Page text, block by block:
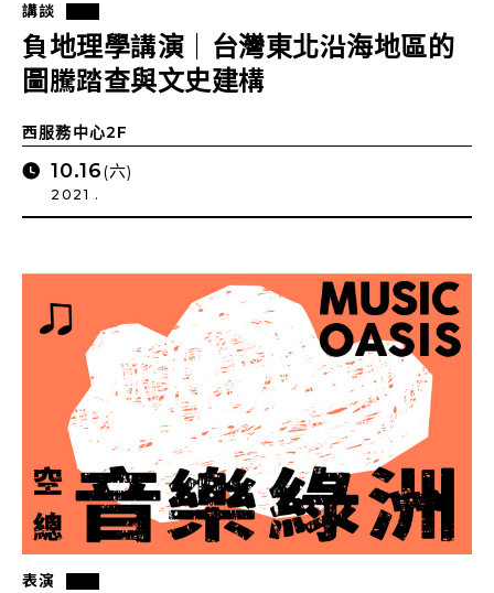
講談
負地理學講演｜台灣東北沿海地區的
圖騰踏查與文史建構
西服務中心2F
10.16(六)
2021 .
表演